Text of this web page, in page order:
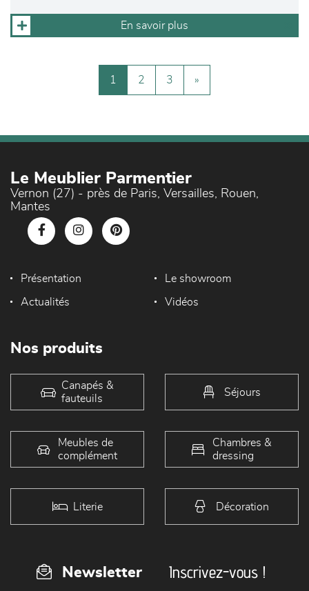
En savoir plus
1 2 3 »
Le Meublier Parmentier
Vernon (27) - près de Paris, Versailles, Rouen,
Mantes
Présentation Le showroom
Actualités Vidéos
Nos produits
Canapés &
fauteuils
Séjours
Meubles de
complément
Chambres &
dressing
Literie Décoration
Newsletter Inscrivez-vous !